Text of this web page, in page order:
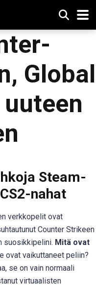
Global
Steam-
nahat
verkkopelit ovat
Counter Strikeen
suosikkipelini. Mitä ovat
ovat vaikuttaneet peliin?
se on vain normaali
virtuaalisten